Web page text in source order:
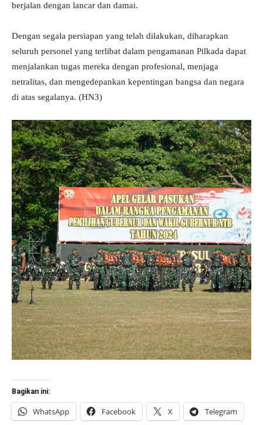
berjalan dengan lancar dan damai.
Dengan segala persiapan yang telah dilakukan, diharapkan
seluruh personel yang terlibat dalam pengamanan Pilkada dapat
menjalankan tugas mereka dengan profesional, menjaga
netralitas, dan mengedepankan kepentingan bangsa dan negara
di atas segalanya. (HN3)
Bagikan ini:
WhatsApp Facebook X Telegram